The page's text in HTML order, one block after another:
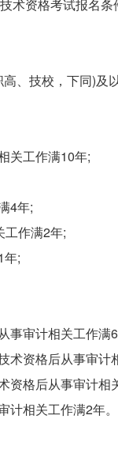
术资格考试报名
、技校，下同)及
关工作满10年;
4年;
工作满2年;
年;
事审计相关工作满
术资格后从事审计
资格后从事审计相
相关工作满2年。